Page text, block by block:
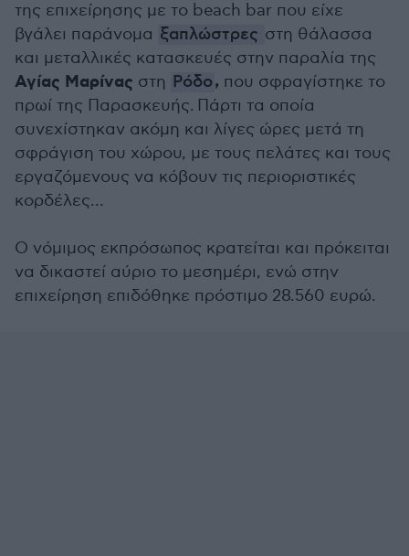
της επιχείρησης με το beach bar που είχε
βγάλει παράνομα ξαπλώστρες στη θάλασσα
και μεταλλικές κατασκευές στην παραλία της
Αγίας Μαρίνας στη Ρόδο, που σφραγίστηκε το
πρωί της Παρασκευής. Πάρτι τα οποία
συνεχίστηκαν ακόμη και λίγες ώρες μετά τη
σφράγιση του χώρου, με τους πελάτες και τους
εργαζόμενους να κόβουν τις περιοριστικές
κορδέλες...
Ο νόμιμος εκπρόσωπος κρατείται και πρόκειται
να δικαστεί αύριο το μεσημέρι, ενώ στην
επιχείρηση επιδόθηκε πρόστιμο 28.560 ευρώ.